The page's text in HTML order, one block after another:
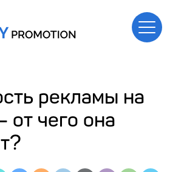
рекламы на
от чего она